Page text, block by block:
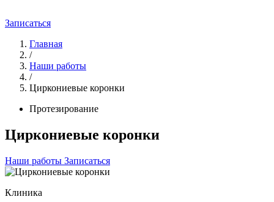
Записаться
Главная
/
Наши работы
/
Циркониевые коронки
Протезирование
Циркониевые коронки
Наши работы Записаться
Клиника